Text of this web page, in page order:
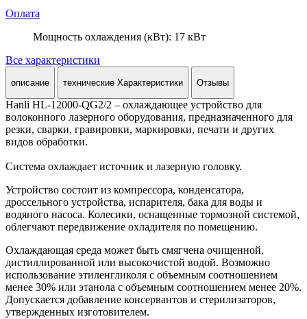
Оплата
Мощность охлаждения (кВт): 17 кВт
Все характеристики
описание технические Характеристики Отзывы
Hanli HL-12000-QG2/2 – охлаждающее устройство для
волоконного лазерного оборудования, предназначенного для
резки, сварки, гравировки, маркировки, печати и других
видов обработки.
Система охлаждает источник и лазерную головку.
Устройство состоит из компрессора, конденсатора,
дроссельного устройства, испарителя, бака для воды и
водяного насоса. Колесики, оснащенные тормозной системой,
облегчают передвижение охладителя по помещению.
Охлаждающая среда может быть смягчена очищенной,
дистиллированной или высокочистой водой. Возможно
использование этиленгликоля с объемным соотношением
менее 30% или этанола с объемным соотношением менее 20%.
Допускается добавление консервантов и стерилизаторов,
утвержденных изготовителем.